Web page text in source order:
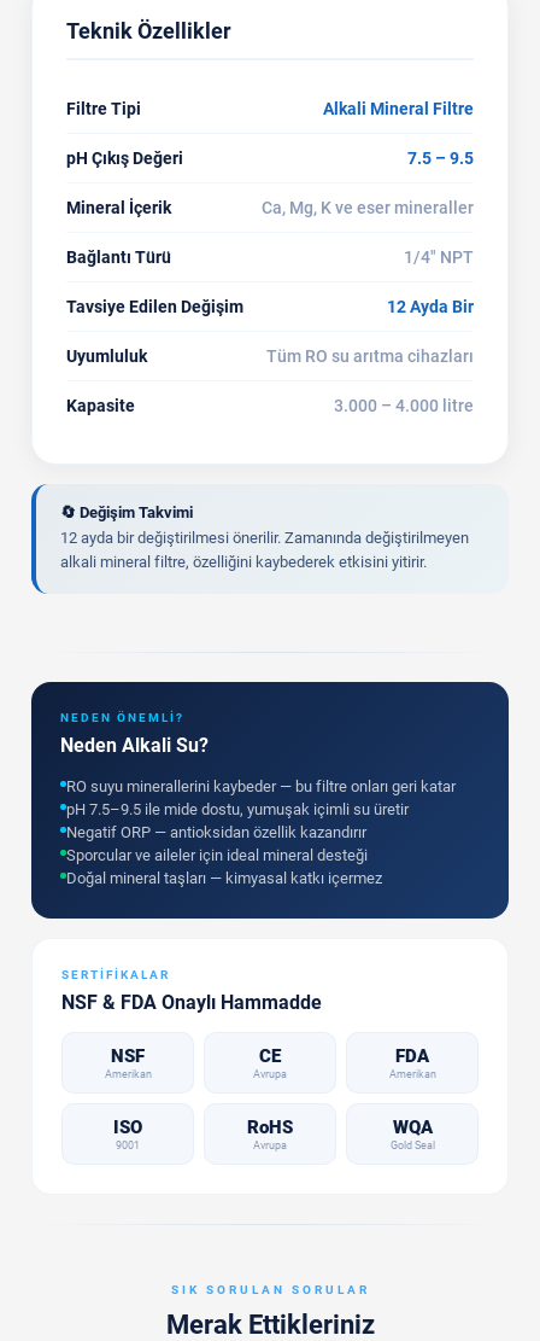
Teknik Özellikler
Filtre Tipi Alkali Mineral Filtre
pH Çıkış Değeri 7.5 – 9.5
Mineral İçerik Ca, Mg, K ve eser mineraller
Bağlantı Türü 1/4" NPT
Tavsiye Edilen Değişim 12 Ayda Bir
Uyumluluk Tüm RO su arıtma cihazları
Kapasite 3.000 – 4.000 litre
🔄 Değişim Takvimi
12 ayda bir değiştirilmesi önerilir. Zamanında değiştirilmeyen
alkali mineral filtre, özelliğini kaybederek etkisini yitirir.
NEDEN ÖNEMLI?
Neden Alkali Su?
RO suyu minerallerini kaybeder — bu filtre onları geri katar
pH 7.5–9.5 ile mide dostu, yumuşak içimli su üretir
Negatif ORP — antioksidan özellik kazandırır
Sporcular ve aileler için ideal mineral desteği
Doğal mineral taşları — kimyasal katkı içermez
SERTIFIKALAR
NSF & FDA Onaylı Hammadde
NSF
Amerikan
CE
Avrupa
FDA
Amerikan
ISO
9001
RoHS
Avrupa
WQA
Gold Seal
SIK SORULAN SORULAR
Merak Ettikleriniz